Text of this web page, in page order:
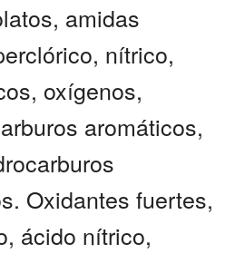
amidas
nítrico,
oxígenos,
aromáticos,
Oxidantes fuertes,
ácido nítrico,